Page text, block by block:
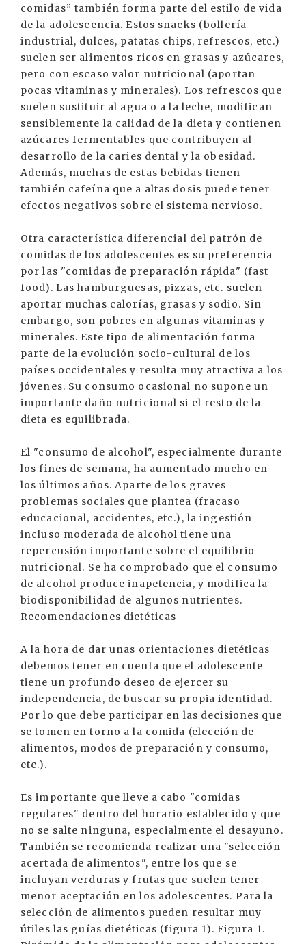
comidas” también forma parte del estilo de vida
de la adolescencia. Estos snacks (bollería
industrial, dulces, patatas chips, refrescos, etc.)
suelen ser alimentos ricos en grasas y azúcares,
pero con escaso valor nutricional (aportan
pocas vitaminas y minerales). Los refrescos que
suelen sustituir al agua o a la leche, modifican
sensiblemente la calidad de la dieta y contienen
azúcares fermentables que contribuyen al
desarrollo de la caries dental y la obesidad.
Además, muchas de estas bebidas tienen
también cafeína que a altas dosis puede tener
efectos negativos sobre el sistema nervioso.
Otra característica diferencial del patrón de
comidas de los adolescentes es su preferencia
por las "comidas de preparación rápida" (fast
food). Las hamburguesas, pizzas, etc. suelen
aportar muchas calorías, grasas y sodio. Sin
embargo, son pobres en algunas vitaminas y
minerales. Este tipo de alimentación forma
parte de la evolución socio-cultural de los
países occidentales y resulta muy atractiva a los
jóvenes. Su consumo ocasional no supone un
importante daño nutricional si el resto de la
dieta es equilibrada.
El "consumo de alcohol", especialmente durante
los fines de semana, ha aumentado mucho en
los últimos años. Aparte de los graves
problemas sociales que plantea (fracaso
educacional, accidentes, etc.), la ingestión
incluso moderada de alcohol tiene una
repercusión importante sobre el equilibrio
nutricional. Se ha comprobado que el consumo
de alcohol produce inapetencia, y modifica la
biodisponibilidad de algunos nutrientes.
Recomendaciones dietéticas
A la hora de dar unas orientaciones dietéticas
debemos tener en cuenta que el adolescente
tiene un profundo deseo de ejercer su
independencia, de buscar su propia identidad.
Por lo que debe participar en las decisiones que
se tomen en torno a la comida (elección de
alimentos, modos de preparación y consumo,
etc.).
Es importante que lleve a cabo "comidas
regulares" dentro del horario establecido y que
no se salte ninguna, especialmente el desayuno.
También se recomienda realizar una "selección
acertada de alimentos", entre los que se
incluyan verduras y frutas que suelen tener
menor aceptación en los adolescentes. Para la
selección de alimentos pueden resultar muy
útiles las guías dietéticas (figura 1). Figura 1.